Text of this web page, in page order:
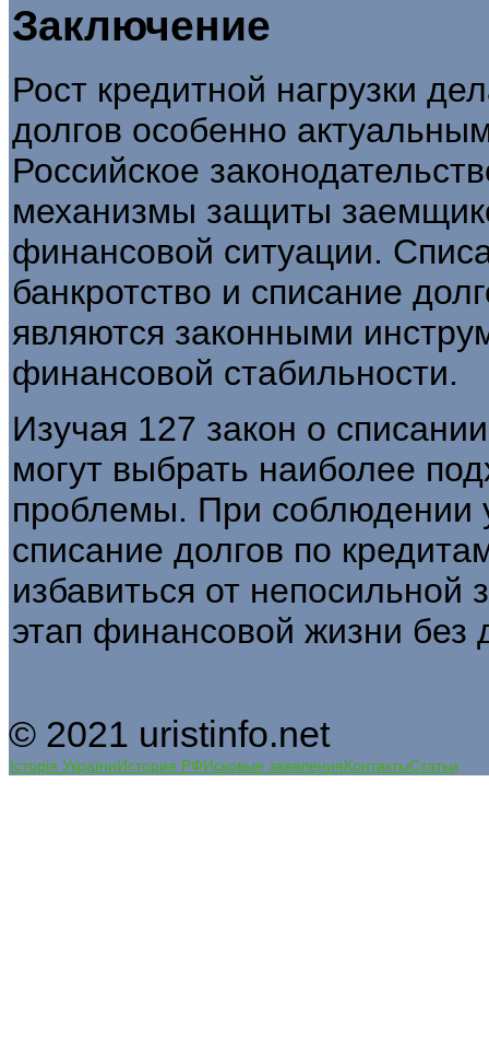
Заключение
Рост кредитной нагрузки
долгов особенно
Российское
механизмы защиты
финансовой ситуации.
банкротство и списание
являются законными
финансовой стабильности.
Изучая 127 закон о
могут выбрать наиболее
проблемы. При соблюдении
списание долгов по
избавиться от
этап финансовой жизни без
© 2021 uristinfo.net
Історія УкраїниИстория РФИсковые заявленияКонтактыСтатьи